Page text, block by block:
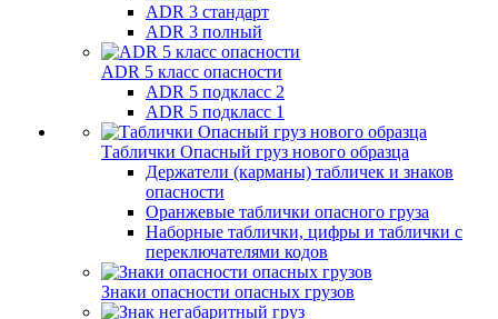
ADR 3 стандарт
ADR 3 полный
ADR 5 класс опасности
ADR 5 подкласс 2
ADR 5 подкласс 1
Таблички Опасный груз нового образца
Держатели (карманы) табличек и знаков
опасности
Оранжевые таблички опасного груза
Наборные таблички, цифры и таблички с
переключателями кодов
Знаки опасности опасных грузов